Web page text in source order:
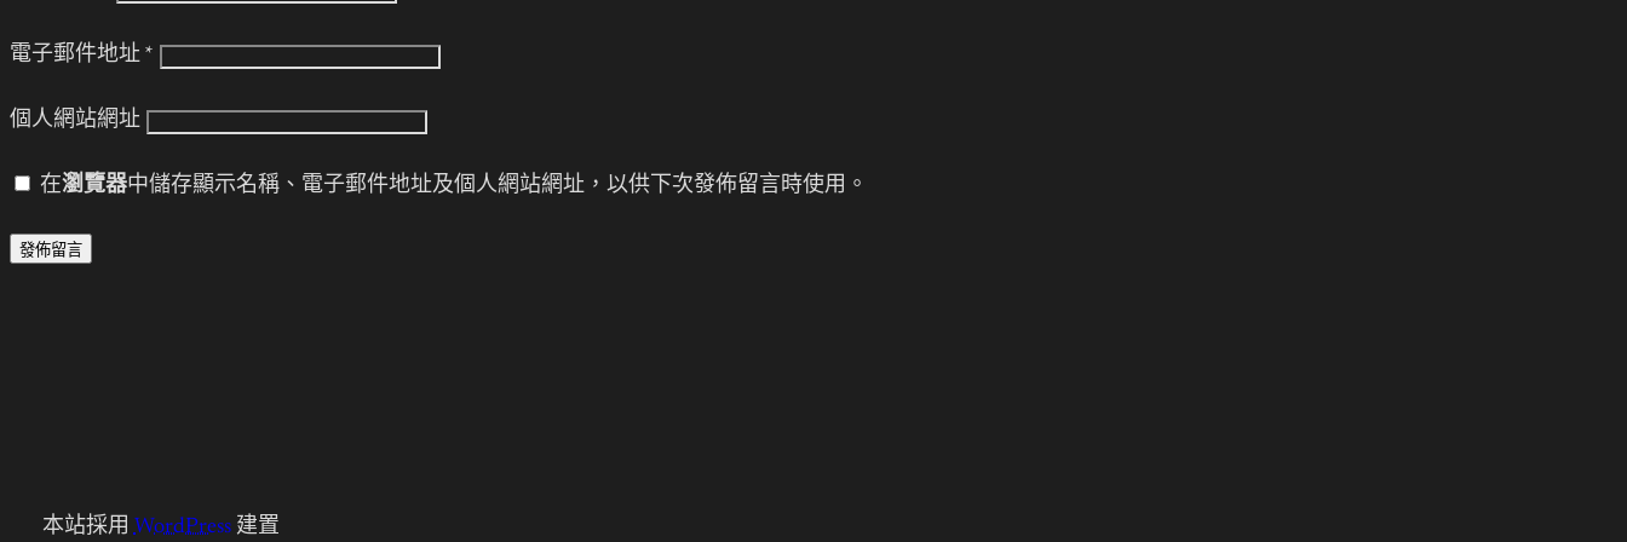
電子郵件地址 *
個人網站網址
在瀏覽器中儲存顯示名稱、電子郵件地址及個人網站網址，以供下次發佈留言時使用。
本站採用WordPress建置